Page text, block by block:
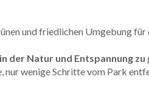
und friedlichen Umgebung
der Natur und Entspannung zu
wenige Schritte vom Park